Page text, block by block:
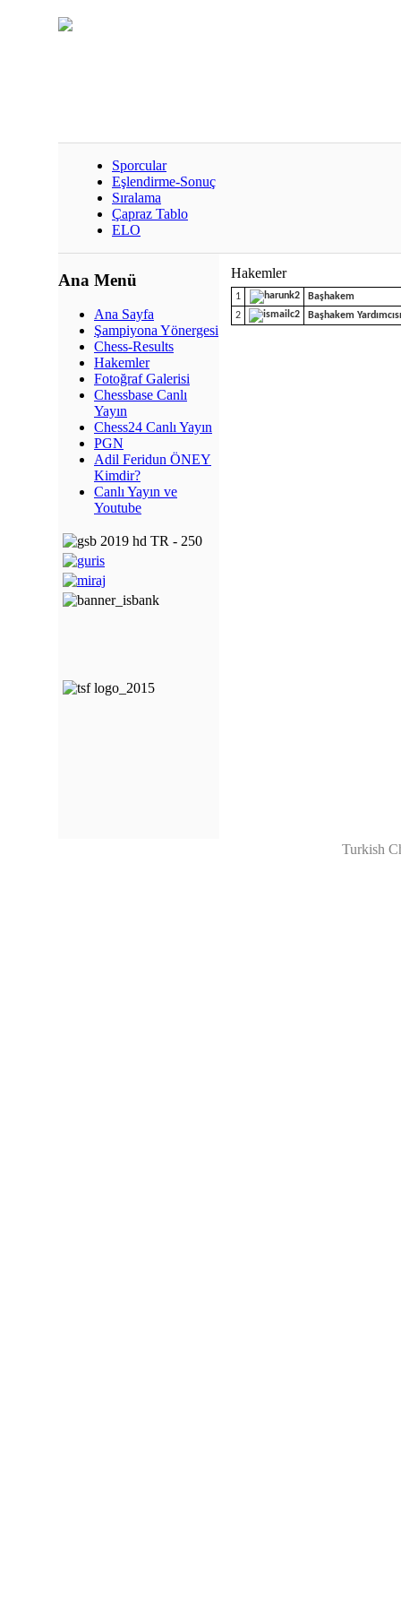
Sporcular
Eşlendirme-Sonuç
Sıralama
Çapraz Tablo
ELO
Ana Menü
Ana Sayfa
Şampiyona Yönergesi
Chess-Results
Hakemler
Fotoğraf Galerisi
Chessbase Canlı
Yayın
Chess24 Canlı Yayın
PGN
Adil Feridun ÖNEY
Kimdir?
Canlı Yayın ve
Youtube
Hakemler
1
Başhakem
2
Başhakem Yardımcısı
Turkish